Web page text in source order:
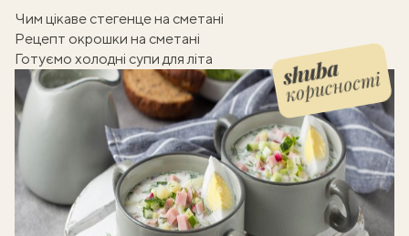
Чим цікаве стегенце на сметані
Рецепт окрошки на сметані
Готуємо холодні супи для літа
корисності
Shuba корисності